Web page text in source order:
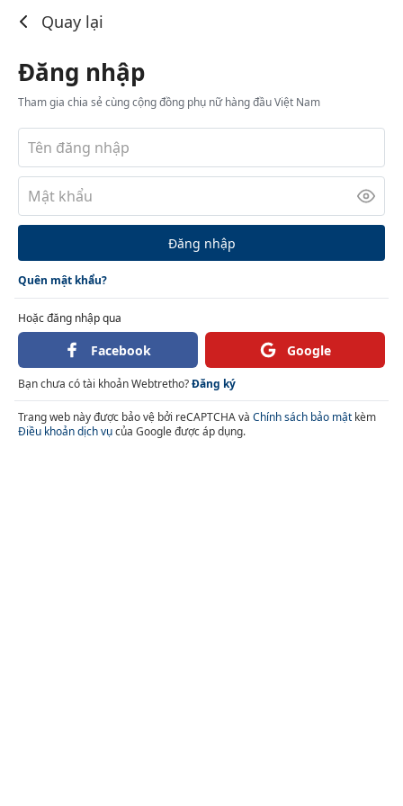
Quay lại
Đăng nhập
Tham gia chia sẻ cùng cộng đồng phụ nữ hàng đầu Việt Nam
Đăng nhập
Quên mật khẩu?
Hoặc đăng nhập qua
Facebook Google
Bạn chưa có tài khoản Webtretho?Đăng ký
Trang web này được bảo vệ bởi reCAPTCHA và Chính sách bảo mật kèm
Điều khoản dịch vụcủa Google được áp dụng.